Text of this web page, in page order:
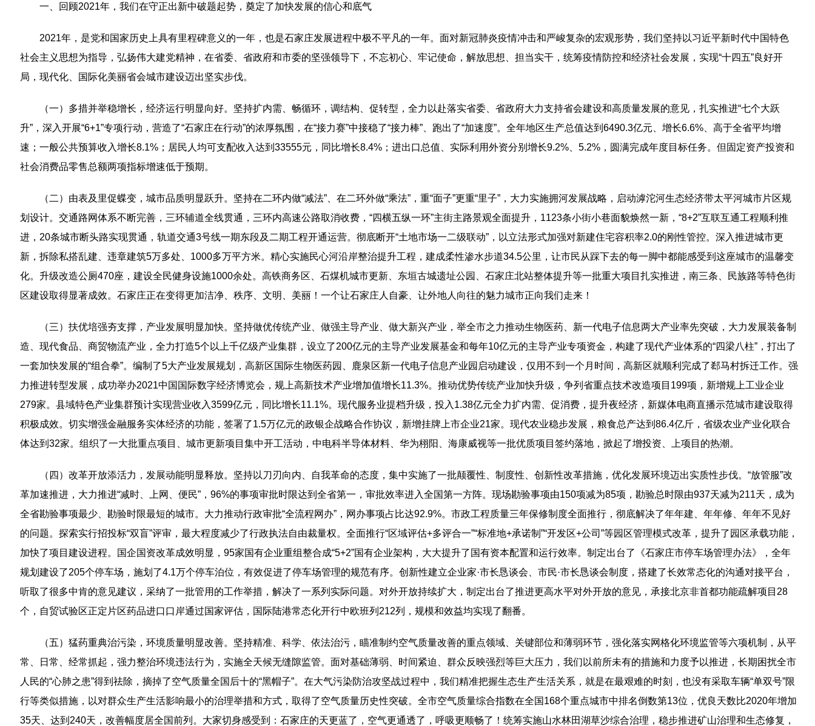
一、回顾2021年，我们在守正出新中破题起势，奠定了加快发展的信心和底气
2021年，是党和国家历史上具有里程碑意义的一年，也是石家庄发展进程中极不平凡的一年。面对新冠肺炎疫情冲击和严峻复杂的宏观形势，我们坚持以习近平新时代中国特色
社会主义思想为指导，弘扬伟大建党精神，在省委、省政府和市委的坚强领导下，不忘初心、牢记使命，解放思想、担当实干，统筹疫情防控和经济社会发展，实现“十四五”良好开
局，现代化、国际化美丽省会城市建设迈出坚实步伐。
（一）多措并举稳增长，经济运行明显向好。坚持扩内需、畅循环，调结构、促转型，全力以赴落实省委、省政府大力支持省会建设和高质量发展的意见，扎实推进“七个大跃
升”，深入开展“6+1”专项行动，营造了“石家庄在行动”的浓厚氛围，在“接力赛”中接稳了“接力棒”、跑出了“加速度”。全年地区生产总值达到6490.3亿元、增长6.6%、高于全省平均增
速；一般公共预算收入增长8.1%；居民人均可支配收入达到33555元，同比增长8.4%；进出口总值、实际利用外资分别增长9.2%、5.2%，圆满完成年度目标任务。但固定资产投资和
社会消费品零售总额两项指标增速低于预期。
（二）由表及里促蝶变，城市品质明显跃升。坚持在二环内做“减法”、在二环外做“乘法”，重“面子”更重“里子”，大力实施拥河发展战略，启动滹沱河生态经济带太平河城市片区规
划设计。交通路网体系不断完善，三环辅道全线贯通，三环内高速公路取消收费，“四横五纵一环”主街主路景观全面提升，1123条小街小巷面貌焕然一新，“8+2”互联互通工程顺利推
进，20条城市断头路实现贯通，轨道交通3号线一期东段及二期工程开通运营。彻底断开“土地市场一二级联动”，以立法形式加强对新建住宅容积率2.0的刚性管控。深入推进城市更
新，拆除私搭乱建、违章建筑5万多处、1000多万平方米。精心实施民心河沿岸整治提升工程，建成柔性渗水步道34.5公里，让市民从踩下去的每一脚中都能感受到这座城市的温馨变
化。升级改造公厕470座，建设全民健身设施1000余处。高铁商务区、石煤机城市更新、东垣古城遗址公园、石家庄北站整体提升等一批重大项目扎实推进，南三条、民族路等特色街
区建设取得显著成效。石家庄正在变得更加洁净、秩序、文明、美丽！一个让石家庄人自豪、让外地人向往的魅力城市正向我们走来！
（三）扶优培强夯支撑，产业发展明显加快。坚持做优传统产业、做强主导产业、做大新兴产业，举全市之力推动生物医药、新一代电子信息两大产业率先突破，大力发展装备制
造、现代食品、商贸物流产业，全力打造5个以上千亿级产业集群，设立了200亿元的主导产业发展基金和每年10亿元的主导产业专项资金，构建了现代产业体系的“四梁八柱”，打出了
一套加快发展的“组合拳”。编制了5大产业发展规划，高新区国际生物医药园、鹿泉区新一代电子信息产业园启动建设，仅用不到一个月时间，高新区就顺利完成了郄马村拆迁工作。强
力推进转型发展，成功举办2021中国国际数字经济博览会，规上高新技术产业增加值增长11.3%。推动优势传统产业加快升级，争列省重点技术改造项目199项，新增规上工业企业
279家。县域特色产业集群预计实现营业收入3599亿元，同比增长11.1%。现代服务业提档升级，投入1.38亿元全力扩内需、促消费，提升夜经济，新媒体电商直播示范城市建设取得
积极成效。切实增强金融服务实体经济的功能，签署了1.5万亿元的政银企战略合作协议，新增挂牌上市企业21家。现代农业稳步发展，粮食总产达到86.4亿斤，省级农业产业化联合
体达到32家。组织了一大批重点项目、城市更新项目集中开工活动，中电科半导体材料、华为栩阳、海康威视等一批优质项目签约落地，掀起了增投资、上项目的热潮。
（四）改革开放添活力，发展动能明显释放。坚持以刀刃向内、自我革命的态度，集中实施了一批颠覆性、制度性、创新性改革措施，优化发展环境迈出实质性步伐。“放管服”改
革加速推进，大力推进“减时、上网、便民”，96%的事项审批时限达到全省第一，审批效率进入全国第一方阵。现场勘验事项由150项减为85项，勘验总时限由937天减为211天，成为
全省勘验事项最少、勘验时限最短的城市。大力推动行政审批“全流程网办”，网办事项占比达92.9%。市政工程质量三年保修制度全面推行，彻底解决了年年建、年年修、年年不见好
的问题。探索实行招投标“双盲”评审，最大程度减少了行政执法自由裁量权。全面推行“区域评估+多评合一”“标准地+承诺制”“开发区+公司”等园区管理模式改革，提升了园区承载功能，
加快了项目建设进程。国企国资改革成效明显，95家国有企业重组整合成“5+2”国有企业架构，大大提升了国有资本配置和运行效率。制定出台了《石家庄市停车场管理办法》，全年
规划建设了205个停车场，施划了4.1万个停车泊位，有效促进了停车场管理的规范有序。创新性建立企业家·市长恳谈会、市民·市长恳谈会制度，搭建了长效常态化的沟通对接平台，
听取了很多中肯的意见建议，采纳了一批管用的工作举措，解决了一系列实际问题。对外开放持续扩大，制定出台了推进更高水平对外开放的意见，承接北京非首都功能疏解项目28
个，自贸试验区正定片区药品进口口岸通过国家评估，国际陆港常态化开行中欧班列212列，规模和效益均实现了翻番。
（五）猛药重典治污染，环境质量明显改善。坚持精准、科学、依法治污，瞄准制约空气质量改善的重点领域、关键部位和薄弱环节，强化落实网格化环境监管等六项机制，从平
常、日常、经常抓起，强力整治环境违法行为，实施全天候无缝隙监管。面对基础薄弱、时间紧迫、群众反映强烈等巨大压力，我们以前所未有的措施和力度予以推进，长期困扰全市
人民的“心肺之患”得到祛除，摘掉了空气质量全国后十的“黑帽子”。在大气污染防治攻坚战过程中，我们精准把握生态生产生活关系，就是在最艰难的时刻，也没有采取车辆“单双号”限
行等类似措施，以对群众生产生活影响最小的治理举措和方式，取得了空气质量历史性突破。全市空气质量综合指数在全国168个重点城市中排名倒数第13位，优良天数比2020年增加
35天、达到240天，改善幅度居全国前列。大家切身感受到：石家庄的天更蓝了，空气更通透了，呼吸更顺畅了！统筹实施山水林田湖草沙综合治理，稳步推进矿山治理和生态修复，